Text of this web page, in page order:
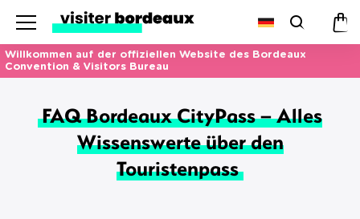
Suchen
Menu
Willkommen auf der offiziellen Website des Bordeaux
Convention & Visitors Bureau
FAQ Bordeaux CityPass – Alles
Wissenswerte über den
Touristenpass